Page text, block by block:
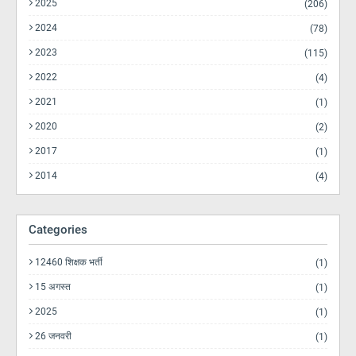
2025 (206)
2024 (78)
2023 (115)
2022 (4)
2021 (1)
2020 (2)
2017 (1)
2014 (4)
Categories
12460 शिक्षक भर्ती (1)
15 अगस्त (1)
2025 (1)
26 जनवरी (1)